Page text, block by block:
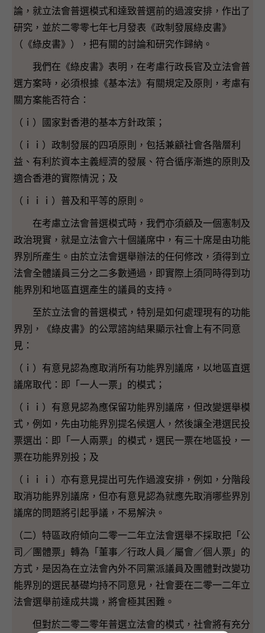
論，就立法會普選模式和達致普選前的過渡安排，作出了
研究，並於二零零七年七月發表《政制發展綠皮書》
（《綠皮書》），把有關的討論和研究作歸納。
我們在《綠皮書》表明，在考慮行政長官及立法會普
選方案時，必須根據《基本法》有關規定及原則，考慮有
關方案能否符合：
（ｉ）國家對香港的基本方針政策；
（ｉｉ）政制發展的四項原則，包括兼顧社會各階層利
益、有利於資本主義經濟的發展、符合循序漸進的原則及
適合香港的實際情況；及
（ｉｉｉ）普及和平等的原則。
在考慮立法會普選模式時，我們亦須顧及一個憲制及
政治現實，就是立法會六十個議席中，有三十席是由功能
界別所產生。由於立法會選舉辦法的任何修改，須得到立
法會全體議員三分之二多數通過，即實際上須同時得到功
能界別和地區直選產生的議員的支持。
至於立法會的普選模式，特別是如何處理現有的功能
界別，《綠皮書》的公眾諮詢結果顯示社會上有不同意
見：
（ｉ）有意見認為應取消所有功能界別議席，以地區直選
議席取代：即「一人一票」的模式；
（ｉｉ）有意見認為應保留功能界別議席，但改變選舉模
式，例如，先由功能界別提名候選人，然後讓全港選民投
票選出：即「一人兩票」的模式，選民一票在地區投，一
票在功能界別投；及
（ｉｉｉ）亦有意見提出可先作過渡安排，例如，分階段
取消功能界別議席，但亦有意見認為就應先取消哪些界別
議席的問題將引起爭議，不易解決。
（二）特區政府傾向二零一二年立法會選舉不採取把「公
司／團體票」轉為「董事／行政人員／屬會／個人票」的
方式，是因為在立法會內外不同黨派議員及團體對改變功
能界別的選民基礎均持不同意見，社會要在二零一二年立
法會選舉前達成共識，將會極其困難。
但對於二零二零年普選立法會的模式，社會將有充分